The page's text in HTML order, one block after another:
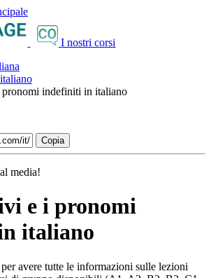
I nostri corsi
indefiniti in italiano
Copia
media!
e i pronomi
italiano
avere tutte le informazioni sulle lezioni